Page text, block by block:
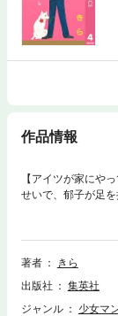
作品情報
【アイツが家にや
せいで、郁子が足
った郁子は、両親
くって…。一方、
に。不器用な2人＋
著者
きら
出版社
集英社
ジャンル
少女マ